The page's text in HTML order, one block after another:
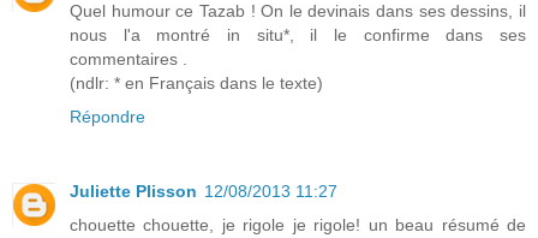
Quel humour ce Tazab ! On le devinais dans ses dessins, il
nous l'a montré in situ*, il le confirme dans ses
commentaires .
(ndlr: * en Français dans le texte)
Répondre
Juliette Plisson 12/08/2013 11:27
chouette chouette, je rigole je rigole! un beau résumé de